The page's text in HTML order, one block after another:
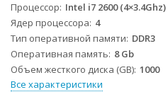
Процессор Intel i7 2600 (4×3.4Ghz)
Ядер процессора 4
Тип оперативной памяти DDR3
Оперативная память 8 Gb
Объем жесткого диска (GB) 1000
Все характеристики